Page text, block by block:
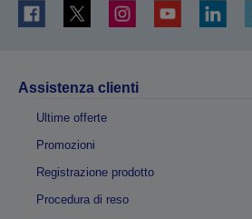
Assistenza clienti
Ultime offerte
Promozioni
Registrazione prodotto
Procedura di reso